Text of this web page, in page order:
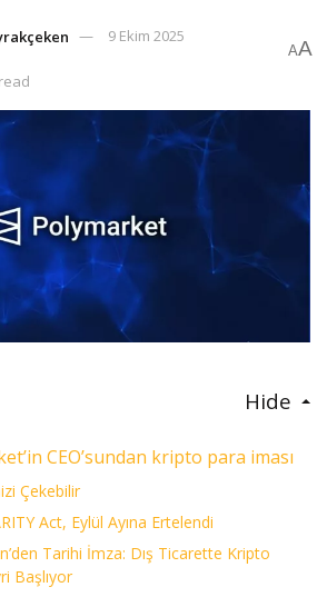
9 Ekim 2025
AA
Hide
CEO’sundan kripto para iması
Çekebilir
Act, Eylül Ayına Ertelendi
Tarihi İmza: Dış Ticarette Kripto
Başlıyor